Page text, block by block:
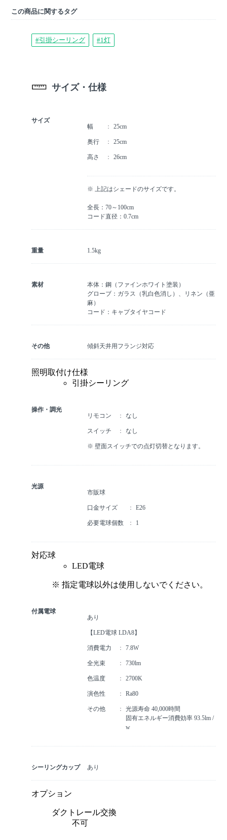
この商品に関するタグ
#引掛シーリング #1灯
サイズ・仕様
サイズ
幅
25cm
奥行 25cm
高さ 26cm
※ 上記はシェードのサイズです。
全長：70～100cm
コード直径：0.7cm
重量 1.5kg
素材
本体：鋼（ファインホワイト塗装）
グローブ：ガラス（乳白色消し）、リネン（亜
麻）
コード：キャプタイヤコード
その他 傾斜天井用フランジ対応
照明取付け仕様
引掛シーリング
操作・調光
リモコン
なし
スイッチ なし
※ 壁面スイッチでの点灯切替となります。
光源
市販球
口金サイズ E26
必要電球個数 1
対応球
LED電球
※ 指定電球以外は使用しないでください。
付属電球
あり
【LED電球 LDA8】
消費電力 7.8W
全光束 730lm
色温度 2700K
演色性 Ra80
その他
光源寿命 40,000時間
固有エネルギー消費効率 93.5lm /
w
シーリングカップ あり
オプション
ダクトレール交換
不可